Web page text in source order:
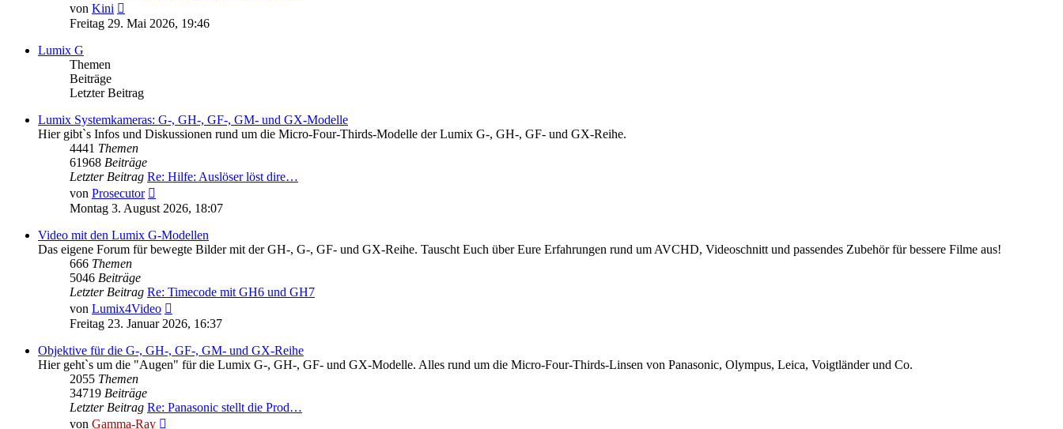
von Kini
Beitrag
Freitag 29. Mai 2026, 19:46
Lumix G
Themen
Beiträge
Letzter Beitrag
Lumix Systemkameras: G-, GH-, GF-, GM- und GX-Modelle
Hier gibt`s Infos und Diskussionen rund um die Micro-Four-Thirds-Modelle der Lumix G-, GH-, GF- und GX-Reihe.
4441 Themen
61968 Beiträge
Letzter Beitrag Re: Hilfe: Auslöser löst dire…
von Prosecutor
Beitrag
Montag 3. August 2026, 18:07
Video mit den Lumix G-Modellen
Das eigene Forum für bewegte Bilder mit der GH-, G-, GF- und GX-Reihe. Tauscht Euch über Eure Erfahrungen rund um AVCHD, Videoschnitt und passendes Zubehör für bessere Filme aus!
666 Themen
5046 Beiträge
Letzter Beitrag Re: Timecode mit GH6 und GH7
von Lumix4Video
Beitrag
Freitag 23. Januar 2026, 16:37
Objektive für die G-, GH-, GF-, GM- und GX-Reihe
Hier geht`s um die "Augen" für die Lumix G-, GH-, GF- und GX-Modelle. Alles rund um die Micro-Four-Thirds-Linsen von Panasonic, Olympus, Leica, Voigtländer und Co.
2055 Themen
34719 Beiträge
Letzter Beitrag Re: Panasonic stellt die Prod…
von Gamma-Ray